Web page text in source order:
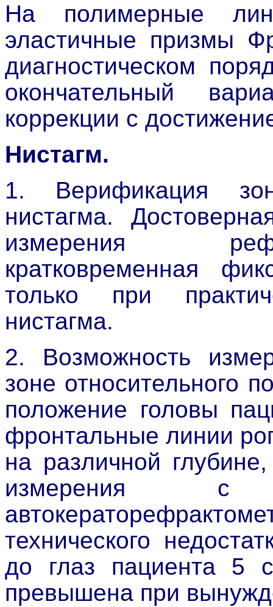
На полимерные
эластичные призмы
диагностическом
окончательный
коррекции с
Нистагм.
1. Верификация
нистагма.
измерения
кратковременная
только при
нистагма.
2. Возможность
зоне относительного
положение головы
фронтальные линии
на различной
измерения с
технического
до глаз пациента 5
превышена при